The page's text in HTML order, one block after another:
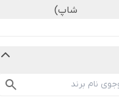
شاپ)